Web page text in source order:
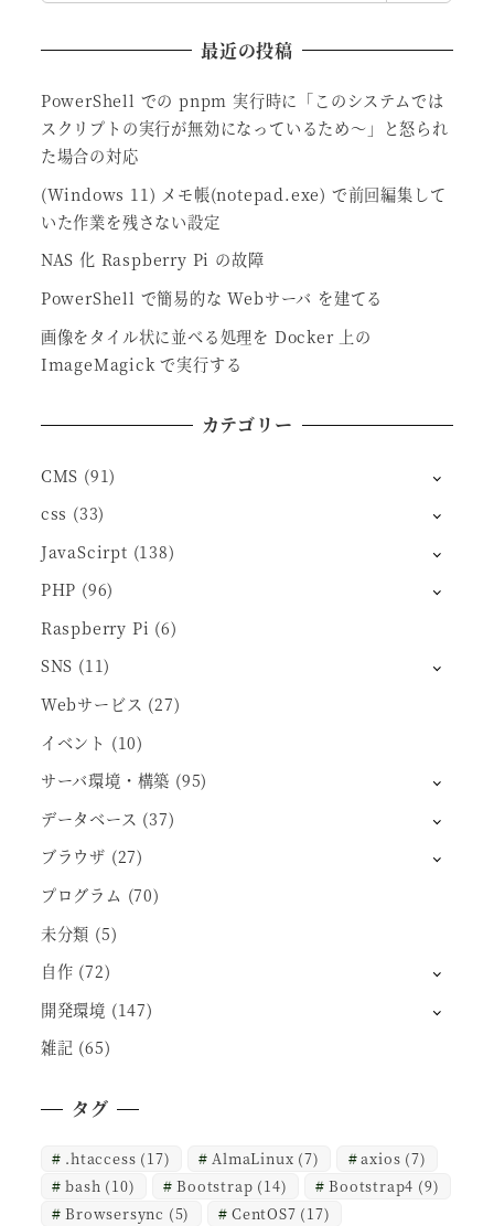
最近の投稿
PowerShell での pnpm 実行時に「このシステムでは
スクリプトの実行が無効になっているため～」と怒られ
た場合の対応
(Windows 11) メモ帳(notepad.exe) で前回編集して
いた作業を残さない設定
NAS 化 Raspberry Pi の故障
PowerShell で簡易的な Webサーバ を建てる
画像をタイル状に並べる処理を Docker 上の
ImageMagick で実行する
カテゴリー
CMS (91)
css (33)
JavaScirpt (138)
PHP (96)
Raspberry Pi (6)
SNS (11)
Webサービス (27)
イベント (10)
サーバ環境・構築 (95)
データベース (37)
ブラウザ (27)
プログラム (70)
未分類 (5)
自作 (72)
開発環境 (147)
雑記 (65)
タグ
.htaccess (17) AlmaLinux (7) axios (7)
bash (10) Bootstrap (14) Bootstrap4 (9)
Browsersync (5) CentOS7 (17)